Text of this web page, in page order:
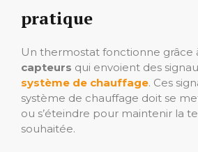
pratique
Un thermostat fonctionne grâce
capteurs qui envoient des
système de chauffage. Ces
système de chauffage doit se
ou s’éteindre pour maintenir la
souhaitée.